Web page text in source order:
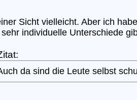
Sicht vielleicht. Aber ich
individuelle Unterschiede
da sind die Leute selbst